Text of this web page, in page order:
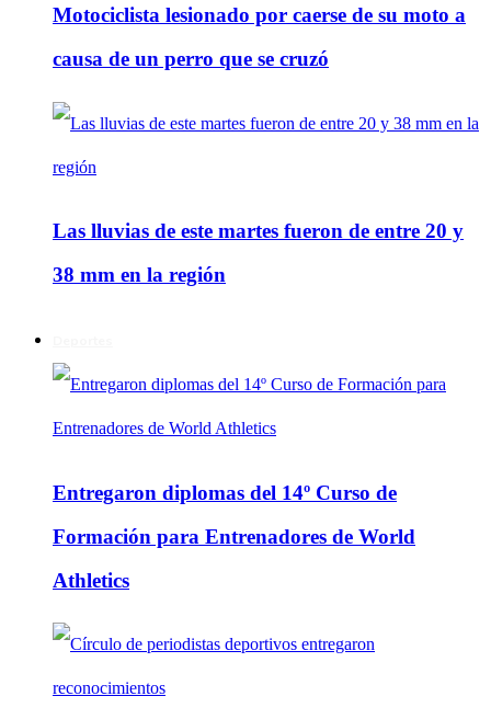
Motociclista lesionado por caerse de su moto a
causa de un perro que se cruzó
Las lluvias de este martes fueron de entre 20 y
38 mm en la región
Entregaron diplomas del 14º Curso de
Formación para Entrenadores de World
Athletics